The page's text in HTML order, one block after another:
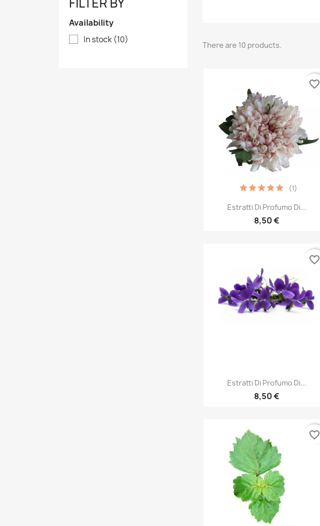
Availability
In stock (10)
There are 10 products.
Quick view
Estratti Di Profumo Di...
8,50 €
(1)
favorite_border
Quick view
Estratti Di Profumo Di...
8,50 €
favorite_border
favorite_border